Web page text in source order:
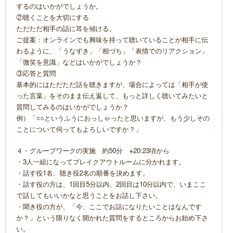
するのはいかがでしょうか。
②聴くことを大切にする
ただただ相手の話に耳を傾ける。
ご提案：オンラインでも興味を持って聴いていることが相手に伝
わるように、「うなずき」「相づち」「表情でのリアクション」
「微笑を意識」などはいかがでしょうか？
③応答と質問
基本的にはただただ話を聴きますが、場合によっては「相手が使
った言葉」をそのまま伝え返して、もっと詳しく聴いてみたいと
質問してみるのはいかがでしょうか？
例）「○○というふうにおっしゃったと思いますが、もう少しその
ことについて伺ってもよろしいですか？」
４・グループワークの実施 約50分 ※20:23頃から
・3人一組になってブレイクアウトルームに分かれます。
・話す役1名、聴き役2名の順番を決めます。
・話す役の方は、1回目5分以内、2回目は10分以内で、いまここ
で話してもいいかなと思うことをお話し下さい。
・聞き役の方が、「今、ここでお話になりたいことはなんです
か？」という限りなく開かれた質問をするところからお始め下さ
い。